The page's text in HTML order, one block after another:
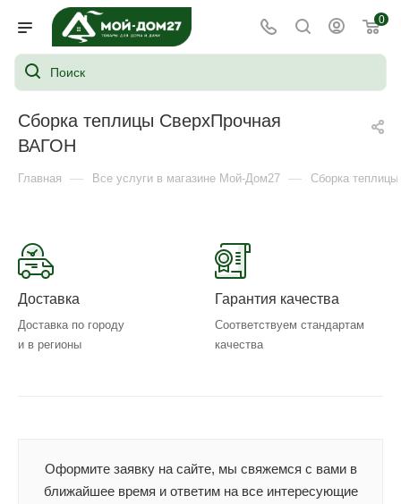
0
Сборка теплицы СверхПрочная
ВАГОН
Главная — Все услуги в магазине Мой-Дом27 — Сборка
Доставка
Доставка по городу
и в регионы
Гарантия качества
Соответствуем стандартам
качества
Оформите заявку на сайте, мы свяжемся с вами в
ближайшее время и ответим на все интересующие